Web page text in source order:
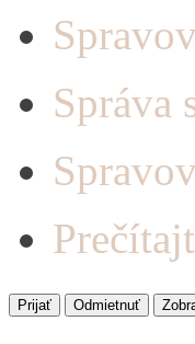
Správa
Prijať Odmietnuť